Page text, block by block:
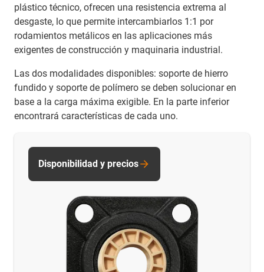
plástico técnico, ofrecen una resistencia extrema al
desgaste, lo que permite intercambiarlos 1:1 por
rodamientos metálicos en las aplicaciones más
exigentes de construcción y maquinaria industrial.
Las dos modalidades disponibles: soporte de hierro
fundido y soporte de polímero se deben solucionar en
base a la carga máxima exigible. En la parte inferior
encontrará características de cada uno.
Disponibilidad y precios